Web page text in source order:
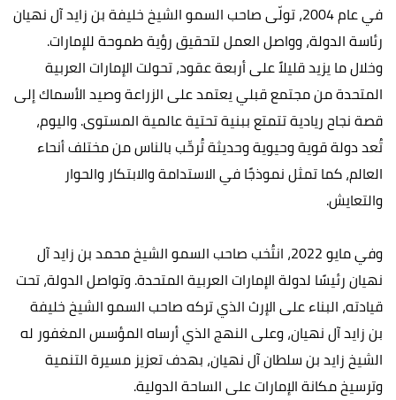
في عام 2004، تولّى صاحب السمو الشيخ خليفة بن زايد آل نهيان
رئاسة الدولة، وواصل العمل لتحقيق رؤية طموحة للإمارات.
وخلال ما يزيد قليلاً على أربعة عقود، تحولت الإمارات العربية
المتحدة من مجتمع قبلي يعتمد على الزراعة وصيد الأسماك إلى
قصة نجاح ريادية تتمتع ببنية تحتية عالمية المستوى. واليوم،
تُعد دولة قوية وحيوية وحديثة تُرحِّب بالناس من مختلف أنحاء
العالم، كما تمثل نموذجًا في الاستدامة والابتكار والحوار
والتعايش.
وفي مايو 2022، انتُخب صاحب السمو الشيخ محمد بن زايد آل
نهيان رئيسًا لدولة الإمارات العربية المتحدة. وتواصل الدولة، تحت
قيادته، البناء على الإرث الذي تركه صاحب السمو الشيخ خليفة
بن زايد آل نهيان، وعلى النهج الذي أرساه المؤسس المغفور له
الشيخ زايد بن سلطان آل نهيان، بهدف تعزيز مسيرة التنمية
وترسيخ مكانة الإمارات على الساحة الدولية.